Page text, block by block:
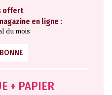
offert
en ligne :
du mois
+ PAPIER